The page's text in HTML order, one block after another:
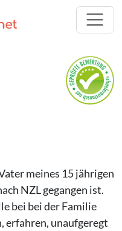
meines 15 jährigen
NZL gegangen ist.
bei bei der Familie
erfahren, unaufgeregt